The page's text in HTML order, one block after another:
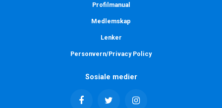
Profilmanual
Medlemskap
Lenker
Personvern/Privacy Policy
Sosiale medier